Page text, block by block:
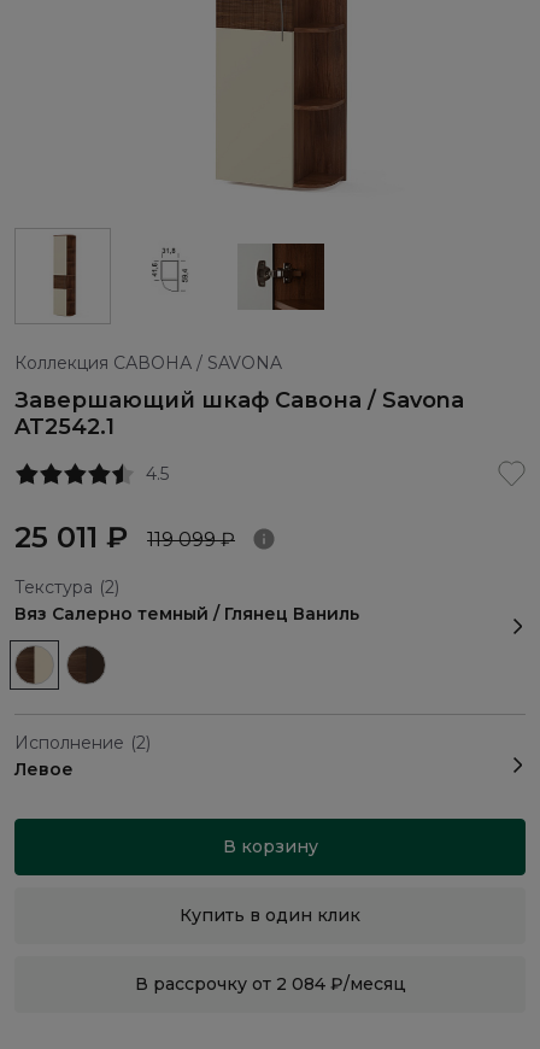
Коллекция САВОНА / SAVONA
Завершающий шкаф Савона / Savona
AT2542.1
4.5
25 011 ₽ 119 099 ₽
Текстура (2)
Вяз Салерно темный / Глянец Ваниль
Исполнение (2)
Левое
В корзину
Купить в один клик
В рассрочку от 2 084 ₽/месяц